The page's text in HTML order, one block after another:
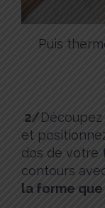
Puis
2/
et
dos de votre
contours
la forme que